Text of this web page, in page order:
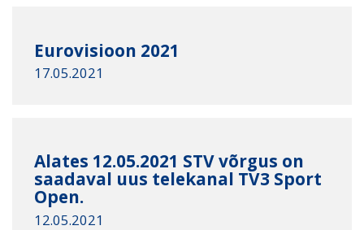
Eurovisioon 2021
17.05.2021
Alates 12.05.2021 STV võrgus on
saadaval uus telekanal TV3 Sport
Open.
12.05.2021